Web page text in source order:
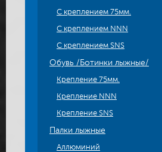
С креплением 75мм.
С креплением NNN
С креплением SNS
Обувь /Ботинки лыжные/
Крепление 75мм.
Крепление NNN
Крепление SNS
Палки лыжные
Аллюминий